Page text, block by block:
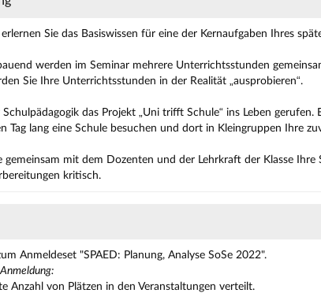
erlernen Sie das Basiswissen für eine der Kernaufgaben Ihres
werden im Seminar mehrere Unterrichtsstunden
Sie Ihre Unterrichtsstunden in der Realität „ausprobieren“.
das Projekt „Uni trifft Schule“ ins Leben
Tag lang eine Schule besuchen und dort in Kleingruppen Ihre
gemeinsam mit dem Dozenten und der Lehrkraft der Klasse
kritisch.
Anmeldeset "SPAED: Planung, Analyse SoSe 2022".
Anzahl von Plätzen in den Veranstaltungen verteilt.